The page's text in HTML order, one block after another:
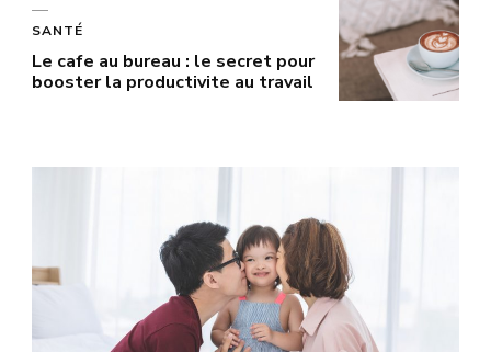
SANTÉ
Le cafe au bureau : le secret pour
booster la productivite au travail